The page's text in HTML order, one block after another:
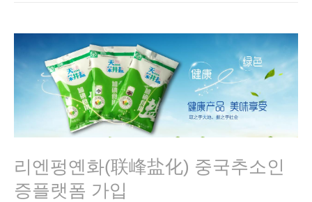
리엔펑옌화(联峰盐化) 중국추소인
증플랫폼 가입